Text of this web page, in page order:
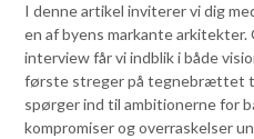
I denne artikel inviterer vi dig
en af byens markante
interview får vi indblik i både
første streger på tegnebrættet
spørger ind til ambitionerne for
kompromiser og overraskelser